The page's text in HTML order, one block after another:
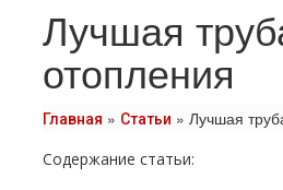
Лучшая
отопления
Главная » Статьи » Лучшая
Содержание статьи: